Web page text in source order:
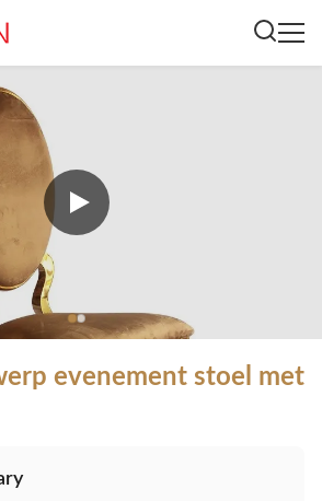
evenement stoel met